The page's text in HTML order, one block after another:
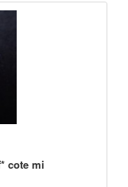
cote mi